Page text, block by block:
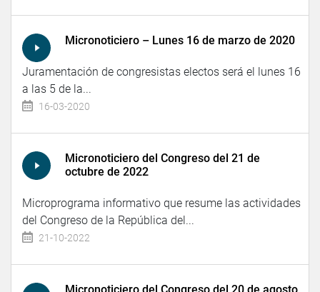
Micronoticiero – Lunes 16 de marzo de 2020
Juramentación de congresistas electos será el lunes 16
a las 5 de la...
16-03-2020
Micronoticiero del Congreso del 21 de
octubre de 2022
Microprograma informativo que resume las actividades
del Congreso de la República del...
21-10-2022